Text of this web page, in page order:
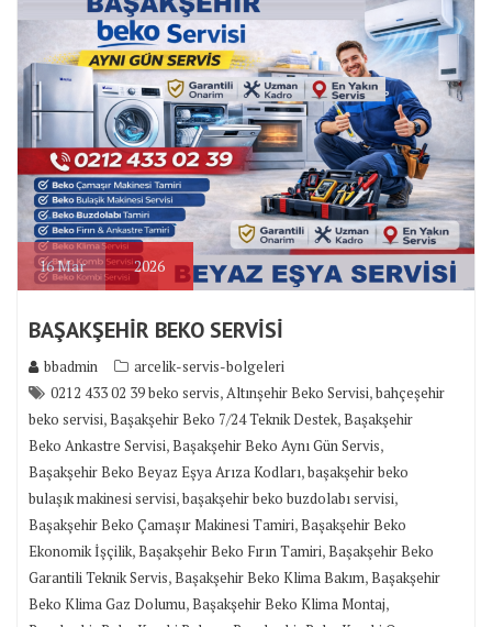
16Mar 2026
BAŞAKŞEHİR BEKO SERVİSİ
bbadmin
arcelik-servis-bolgeleri
0212 433 02 39 beko servis,Altınşehir Beko Servisi,bahçeşehir
beko servisi,Başakşehir Beko 7/24 Teknik Destek,Başakşehir
Beko Ankastre Servisi,Başakşehir Beko Aynı Gün Servis,
Başakşehir Beko Beyaz Eşya Arıza Kodları,başakşehir beko
bulaşık makinesi servisi,başakşehir beko buzdolabı servisi,
Başakşehir Beko Çamaşır Makinesi Tamiri,Başakşehir Beko
Ekonomik İşçilik,Başakşehir Beko Fırın Tamiri,Başakşehir Beko
Garantili Teknik Servis,Başakşehir Beko Klima Bakım,Başakşehir
Beko Klima Gaz Dolumu,Başakşehir Beko Klima Montaj,